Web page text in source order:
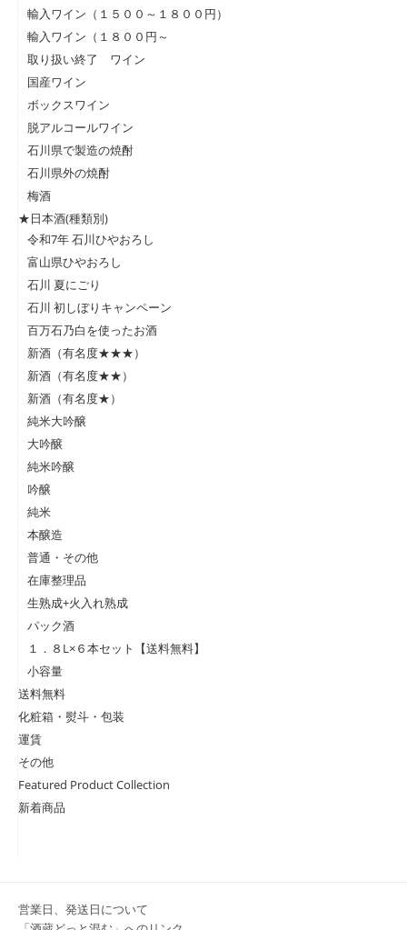
輸入ワイン（１５００～１８００円）
輸入ワイン（１８００円～
取り扱い終了 ワイン
国産ワイン
ボックスワイン
脱アルコールワイン
石川県で製造の焼酎
石川県外の焼酎
梅酒
★日本酒(種類別)
令和7年 石川ひやおろし
富山県ひやおろし
石川 夏にごり
石川 初しぼりキャンペーン
百万石乃白を使ったお酒
新酒（有名度★★★）
新酒（有名度★★）
新酒（有名度★）
純米大吟醸
大吟醸
純米吟醸
吟醸
純米
本醸造
普通・その他
在庫整理品
生熟成+火入れ熟成
パック酒
１．８L×６本セット【送料無料】
小容量
送料無料
化粧箱・熨斗・包装
運賃
その他
Featured Product Collection
新着商品
営業日、発送日について